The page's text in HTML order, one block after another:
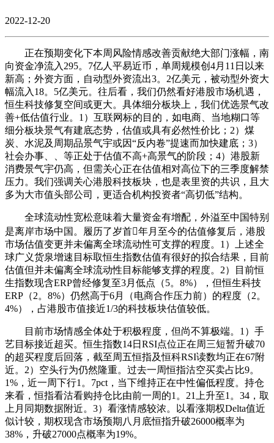
2022-12-20
正在预期变化下本周风险情感改善贡献绝大部门涨幅，南
向资金净流入295。7亿人平易近币，单周规模创4月11日以来
新高；外资方面，自动型外资流出3。2亿美元，被动型外资大
幅流入18。5亿美元。往后看，我们仍然看好港股市场机遇，
恒生科技修复空间或更大。具体细分板块上，我们优选景气改
善+低估值行业。1）互联网标的目的，如电商、当地糊口等
细分板块景气有建底态势，估值或具有必然性价比；2）煤
炭、水泥及周期品景气宇或因“反内卷”提速而加快建底；3）
社会办事、、等正处于估值不高+高景气的阶段；4）港股新
消费景气宇仍高，但需关心正在估值相对高位下的三季度解禁
压力。我们强调关心港股科技板块，也是表里资的共识，且大
多为大市值头部公司，更适合机构投资者“高切低”结构。
全球流动性宽松意味着大量资金有增配，外溢至中国特别
是离岸市场中国。履历了岁首年月至今的估值修复后，港股
市场估值变更并未偏离全球流动性可支撑的程度。1）上述全
球广义货泉增速目标取恒生指数估值有很好的拟合结果，目前
估值但并未偏离全球流动性目标能够支撑的程度。2）目前恒
生指数现含ERP曾经修复至3月低点（5。8%），但恒生科技
ERP（2。8%）仍然高于6月（电商合作压力前）的程度（2。
4%），占港股市值接近1/3的科技板块估值较低。
目前市场情感全体处于积极程度，但尚不算极端。1）手
艺目标接近超买。恒生指数14日RSI点位正在周三短暂升破70
的超买程度后回落，截至周五恒指及恒科RSI读数均正在67附
近。2）空头行为仍然隆重。过去一周恒指沽空买卖占比9。
1%，近一周下行1。7pct，当下维持正在中性偏低程度。持仓
来看，恒指看沽看购持仓比由前一周的1。21上升至1。34，取
上月同期数据附近。3）看涨情感较浓。以看涨期权Delta值近
似计较，期权现含市场预期八月底恒指升破26000概率为
38%，升破27000点概率为19%。